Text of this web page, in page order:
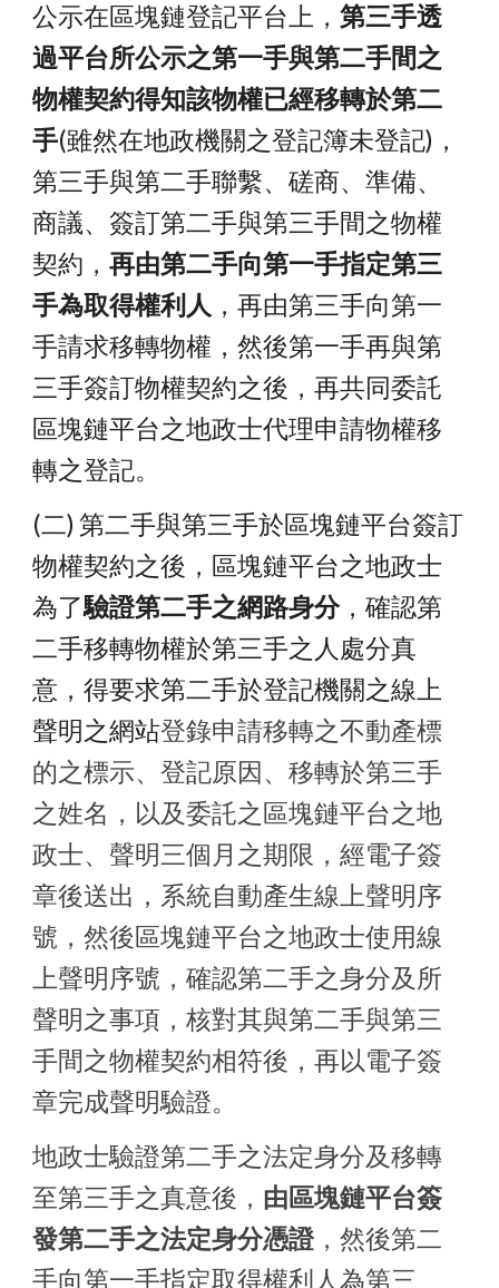
公示在區塊鏈登記平台上，第三手透
過平台所公示之第一手與第二手間之
物權契約得知該物權已經移轉於第二
手(雖然在地政機關之登記簿未登記)，
第三手與第二手聯繫、磋商、準備、
商議、簽訂第二手與第三手間之物權
契約，再由第二手向第一手指定第三
手為取得權利人 ，再由第三手向第一
手請求移轉物權，然後第一手再與第
三手簽訂物權契約之後，再共同委託
區塊鏈平台之地政士代理申請物權移
轉之登記。
(二) 第二手與第三手於區塊鏈平台簽訂
物權契約之後，區塊鏈平台之地政士
為了驗證第二手之網路身分，確認第
二手移轉物權於第三手之人處分真
意，得要求第二手於登記機關之線上
聲明之網站登錄申請移轉之不動產標
的之標示、登記原因、移轉於第三手
之姓名，以及委託之區塊鏈平台之地
政士、聲明三個月之期限，經電子簽
章後送出，系統自動產生線上聲明序
號，然後區塊鏈平台之地政士使用線
上聲明序號，確認第二手之身分及所
聲明之事項，核對其與第二手與第三
手間之物權契約相符後，再以電子簽
章完成聲明驗證。
地政士驗證第二手之法定身分及移轉
至第三手之真意後， 由區塊鏈平台簽
發第二手之法定身分憑證，然後第二
手向第一手指定取得權利人為第三